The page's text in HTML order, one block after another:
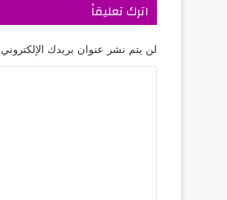
اترك تعليقاً
لن يتم نشر عنوان بريدك